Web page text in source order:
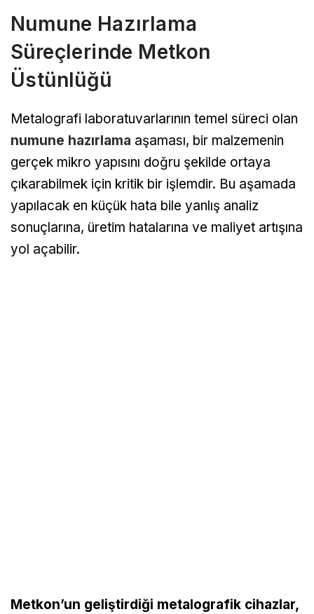
Numune Hazırlama
Süreçlerinde Metkon
Üstünlüğü
Metalografi laboratuvarlarının temel süreci olan
numune hazırlama aşaması, bir malzemenin
gerçek mikro yapısını doğru şekilde ortaya
çıkarabilmek için kritik bir işlemdir. Bu aşamada
yapılacak en küçük hata bile yanlış analiz
sonuçlarına, üretim hatalarına ve maliyet artışına
yol açabilir.
Metkon’un geliştirdiği metalografik cihazlar,